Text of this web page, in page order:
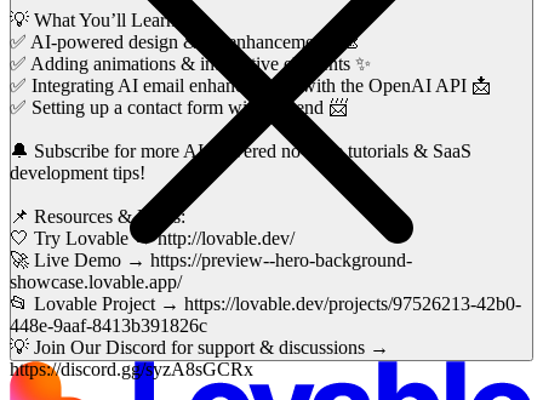
💡 What You’ll Learn:
✅ AI-powered design & UI enhancements 🎨
✅ Adding animations & interactive elements ✨
✅ Integrating AI email enhancements with the OpenAI API 📩
✅ Setting up a contact form with Resend 📨
🔔 Subscribe for more AI-powered no-code tutorials & SaaS
development tips!
📌 Resources & Links:
🤍 Try Lovable → http://lovable.dev/
🚀 Live Demo → https://preview--hero-background-
showcase.lovable.app/
📂 Lovable Project → https://lovable.dev/projects/97526213-42b0-
448e-9aaf-8413b391826c
💡 Join Our Discord for support & discussions →
https://discord.gg/syzA8sGCRx